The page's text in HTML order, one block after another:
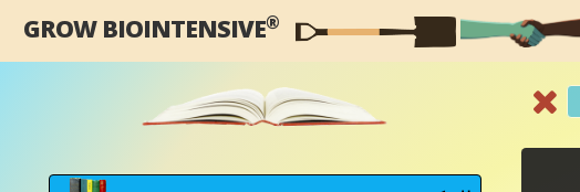
GROW BIOINTENSIVE®